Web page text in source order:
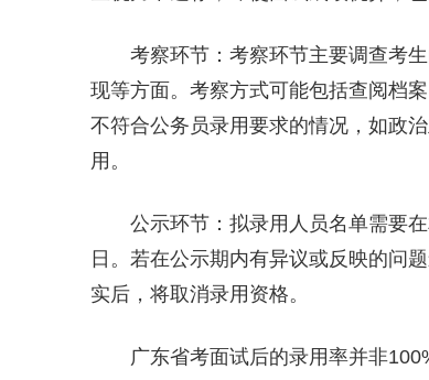
考察环节：考察环节主要调查考
现等方面。考察方式可能包括查阅档
不符合公务员录用要求的情况，如政
用。
公示环节：拟录用人员名单需要
日。若在公示期内有异议或反映的问
实后，将取消录用资格。
广东省考面试后的录用率并非